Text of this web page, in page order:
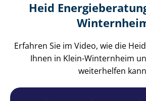
Heid
Erfahren Sie im Video, wie die
Ihnen in Klein-Winternheim
weiterhelfen